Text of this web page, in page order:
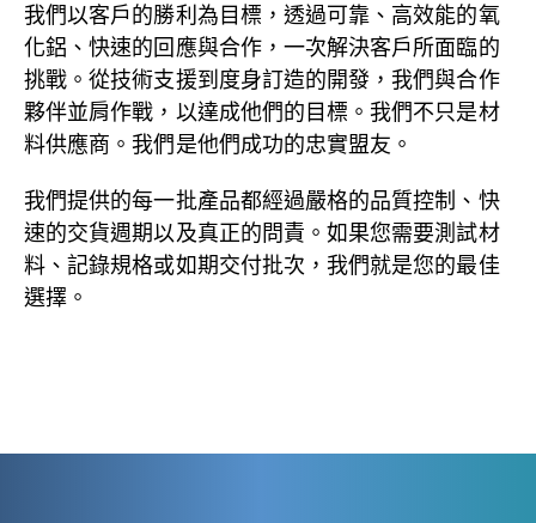
我們以客戶的勝利為目標，透過可靠、高效能的氧
化鋁、快速的回應與合作，一次解決客戶所面臨的
挑戰。從技術支援到度身訂造的開發，我們與合作
夥伴並肩作戰，以達成他們的目標。我們不只是材
料供應商。我們是他們成功的忠實盟友。
我們提供的每一批產品都經過嚴格的品質控制、快
速的交貨週期以及真正的問責。如果您需要測試材
料、記錄規格或如期交付批次，我們就是您的最佳
選擇。